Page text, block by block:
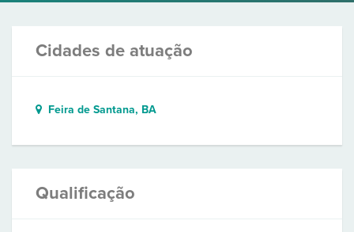
Cidades de atuação
Feira de Santana, BA
Qualificação